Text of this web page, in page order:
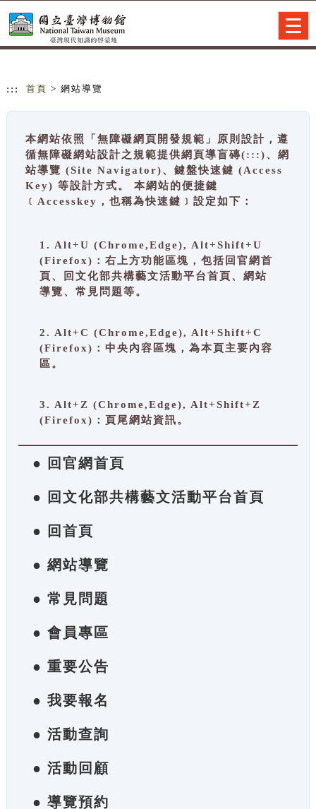
::: 首頁 > 網站導覽
本網站依照「無障礙網頁開發規範」原則設計，遵
循無障礙網站設計之規範提供網頁導盲磚(:::)、網
站導覽 (Site Navigator)、鍵盤快速鍵 (Access
Key) 等設計方式。 本網站的便捷鍵
﹝Accesskey，也稱為快速鍵﹞設定如下：
1. Alt+U (Chrome,Edge), Alt+Shift+U
(Firefox)：右上方功能區塊，包括回官網首
頁、回文化部共構藝文活動平台首頁、網站
導覽、常見問題等。
2. Alt+C (Chrome,Edge), Alt+Shift+C
(Firefox)：中央內容區塊，為本頁主要內容
區。
3. Alt+Z (Chrome,Edge), Alt+Shift+Z
(Firefox)：頁尾網站資訊。
● 回官網首頁
● 回文化部共構藝文活動平台首頁
● 回首頁
● 網站導覽
● 常見問題
● 會員專區
● 重要公告
● 我要報名
● 活動查詢
● 活動回顧
● 導覽預約